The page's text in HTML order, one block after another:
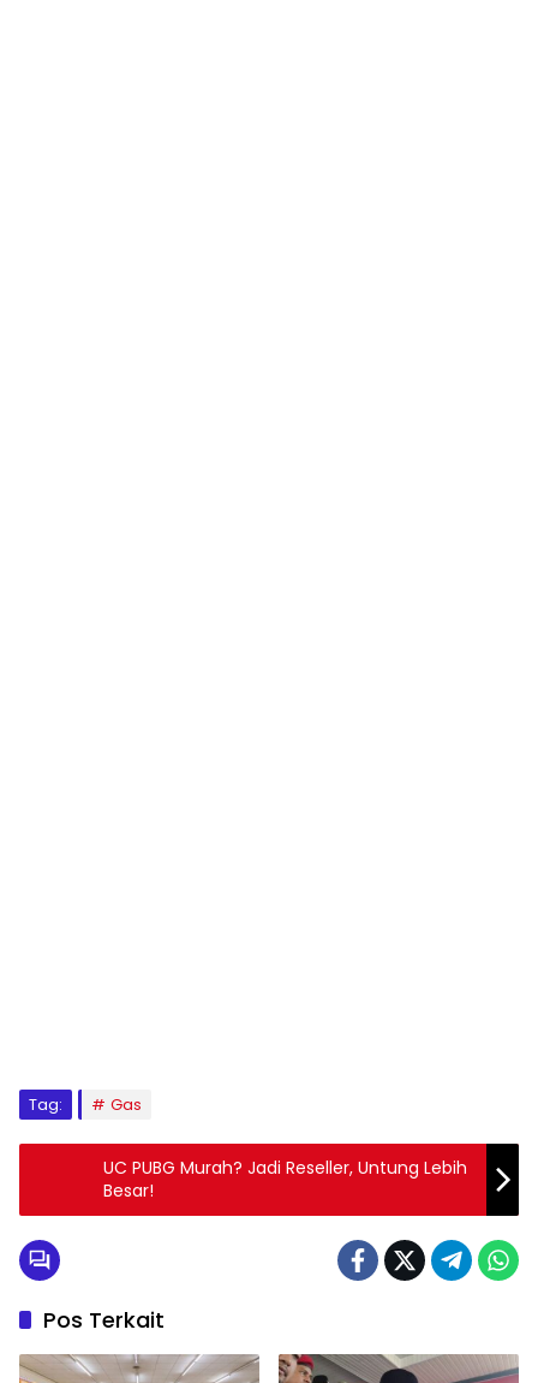
Tag: Gas
UC PUBG Murah? Jadi Reseller, Untung Lebih
Besar!
Pos Terkait